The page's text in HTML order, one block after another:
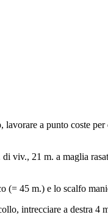
a punto coste
di viv., 21 m. a maglia
(= 45 m.) e lo scalfo
intrecciare a destra 4